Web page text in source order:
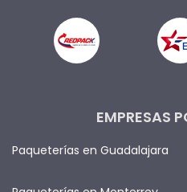
EMPRESAS
Paqueterías en Guadalajara